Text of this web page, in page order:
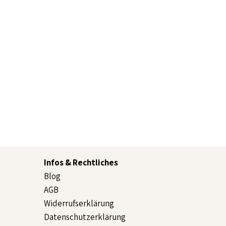
Infos & Rechtliches
Blog
AGB
Widerrufserklärung
Datenschutzerklärung